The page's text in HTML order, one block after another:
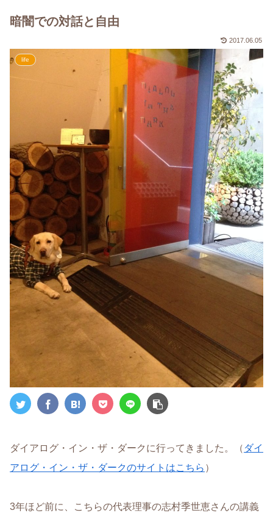
暗闇での対話と自由
2017.06.05
life
ダイアログ・イン・ザ・ダークに行ってきました。（ ダイ
アログ・イン・ザ・ダークのサイトはこちら ）
3年ほど前に、こちらの代表理事の志村季世恵さんの講義